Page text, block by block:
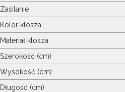
Zasilanie
Kolor klosza
Materiał klosza
Szerokość (cm)
Wysokość (cm)
Długość (cm)